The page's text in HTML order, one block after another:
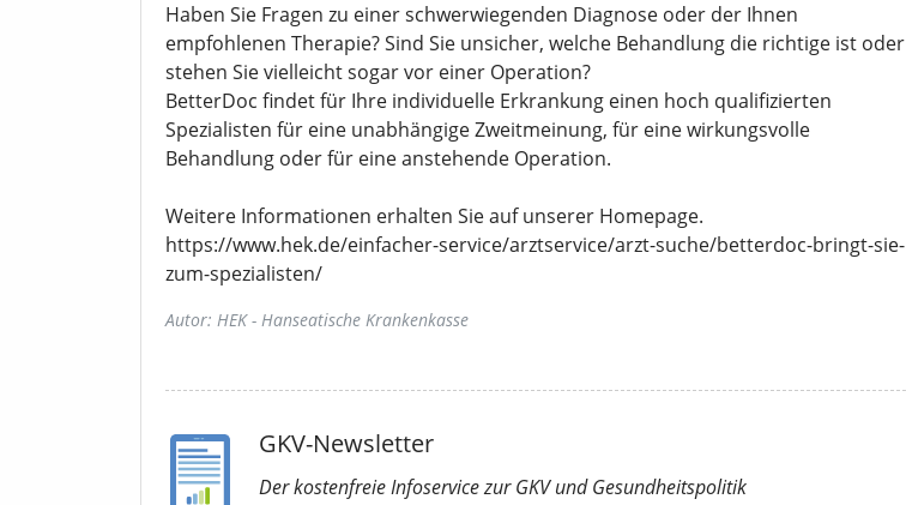
Haben Sie Fragen zu einer schwerwiegenden Diagnose oder der Ihnen
empfohlenen Therapie? Sind Sie unsicher, welche Behandlung die richtige ist oder
stehen Sie vielleicht sogar vor einer Operation?
BetterDoc findet für Ihre individuelle Erkrankung einen hoch qualifizierten
Spezialisten für eine unabhängige Zweitmeinung, für eine wirkungsvolle
Behandlung oder für eine anstehende Operation.
Weitere Informationen erhalten Sie auf unserer Homepage.
https://www.hek.de/einfacher-service/arztservice/arzt-suche/betterdoc-bringt-sie-
zum-spezialisten/
Autor: HEK - Hanseatische Krankenkasse
GKV-Newsletter
Der kostenfreie Infoservicezur GKVund Gesundheitspolitik